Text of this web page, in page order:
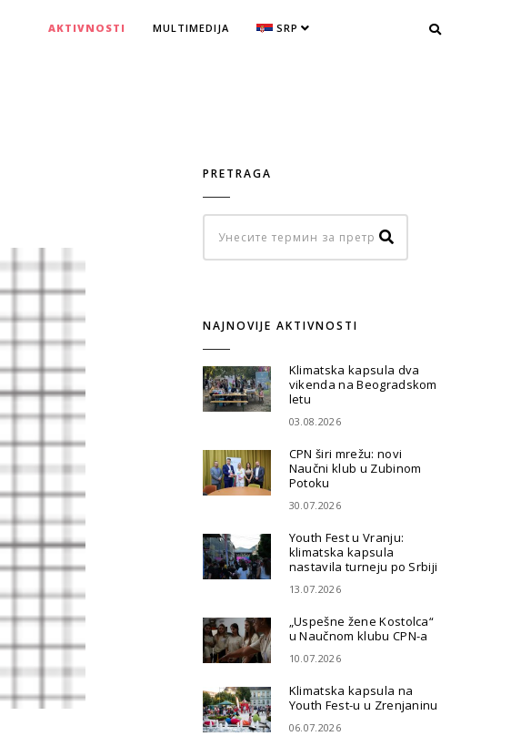
AKTIVNOSTI MULTIMEDIJA SRP
PRETRAGA
NAJNOVIJE AKTIVNOSTI
Klimatska kapsula dva
vikenda na Beogradskom
letu
03.08.2026
CPN širi mrežu: novi
Naučni klub u Zubinom
Potoku
30.07.2026
Youth Fest u Vranju:
klimatska kapsula
nastavila turneju po Srbiji
13.07.2026
„Uspešne žene Kostolca“
u Naučnom klubu CPN-a
10.07.2026
Klimatska kapsula na
Youth Fest-u u Zrenjaninu
06.07.2026